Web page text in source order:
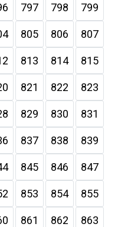
797 798 799
805 806 807
813 814 815
821 822 823
829 830 831
837 838 839
845 846 847
853 854 855
861 862 863